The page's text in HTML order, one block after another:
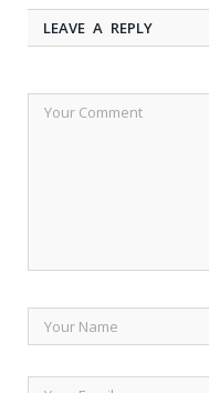
LEAVE A REPLY